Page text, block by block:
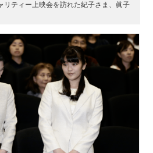
リティー上映会を訪れた紀子さま、眞子